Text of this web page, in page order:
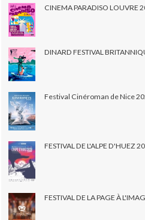
CINEMA PARADISO LOUVRE
DINARD FESTIVAL
Festival Cinéroman de Nice
FESTIVAL DE L'ALPE D'HUEZ
FESTIVAL DE LA PAGE À